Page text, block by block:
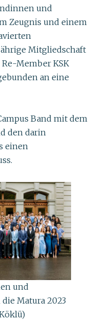
und
Zeugnis und einem
Mitgliedschaft
Member KSK
an eine
Band mit dem
den darin
einen
und
Matura 2023